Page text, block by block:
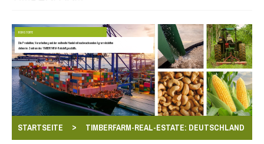
ROHSTOFFE
Die Produktion, Verarbeitung und der weltweite Handel mit nachwachsenden Agrarrohstoffen
stehen im Zentrum des TIMBERFARM-Rohstoffgeschäfts.
STARTSEITE > TIMBERFARM-REAL-ESTATE: DEUTSCHLAND